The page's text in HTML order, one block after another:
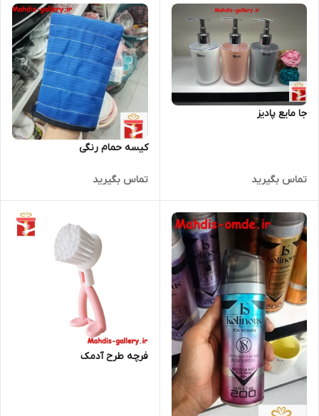
جا مایع پادیز
تماس بگیرید
کیسه حمام رنگی
تماس بگیرید
فرچه طرح آدمک